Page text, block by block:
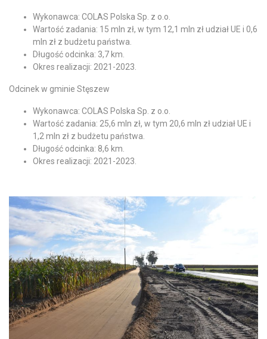
Wykonawca: COLAS Polska Sp. z o.o.
Wartość zadania: 15 mln zł, w tym 12,1 mln zł udział UE i 0,6
mln zł z budżetu państwa.
Długość odcinka: 3,7 km.
Okres realizacji: 2021-2023.
Odcinek w gminie Stęszew
Wykonawca: COLAS Polska Sp. z o.o.
Wartość zadania: 25,6 mln zł, w tym 20,6 mln zł udział UE i
1,2 mln zł z budżetu państwa.
Długość odcinka: 8,6 km.
Okres realizacji: 2021-2023.